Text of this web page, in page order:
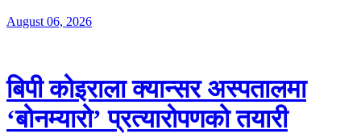
August 06, 2026
बिपी कोइराला क्यान्सर अस्पतालमा
‘बोनम्यारो’ प्रत्यारोपणको तयारी